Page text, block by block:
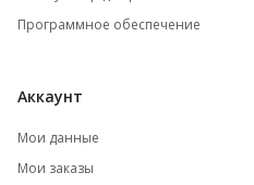
Программное обеспечение
Аккаунт
Мои данные
Мои заказы